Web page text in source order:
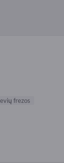
frezos